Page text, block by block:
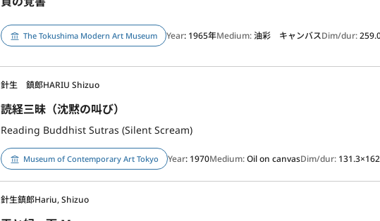
The Tokushima Modern Art Museum Year: 1965年Medium:油彩 キャンバスDim/dur:
読経三昧（沈黙の叫び）
Reading Buddhist Sutras (Silent Scream)
針生 鎮郎HARIU Shizuo
Museum of Contemporary Art Tokyo Year: 1970Medium:Oil on canvasDim/dur:
針生鎮郎Hariu, Shizuo